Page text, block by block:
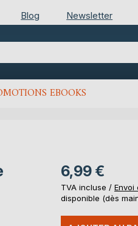
Blog Newsletter
EBOOKS
6,99 €
TVA incluse / Envoi
disponible (dès